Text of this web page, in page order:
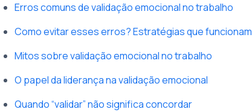
Erros comuns de validação emocional no trabalho
Como evitar esses erros? Estratégias que funcionam
Mitos sobre validação emocional no trabalho
O papel da liderança na validação emocional
Quando “validar” não significa concordar